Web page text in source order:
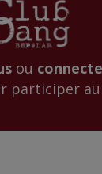
ou
participer au